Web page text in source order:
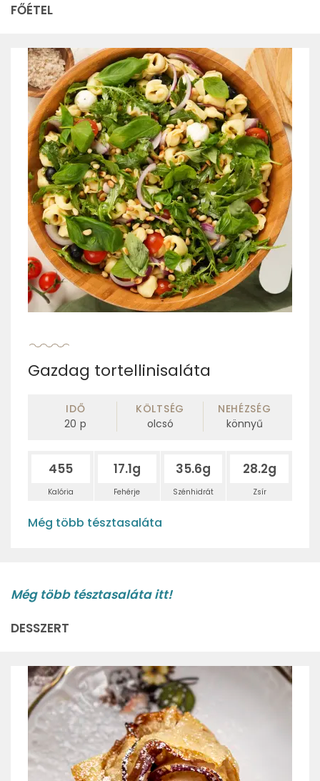
FŐÉTEL
Gazdag tortellinisaláta
IDŐ
20 p
KÖLTSÉG
olcsó
NEHÉZSÉG
könnyű
455
Kalória
17.1g
Fehérje
35.6g
Szénhidrát
28.2g
Zsír
Még több tésztasaláta
Még több tésztasaláta itt!
DESSZERT